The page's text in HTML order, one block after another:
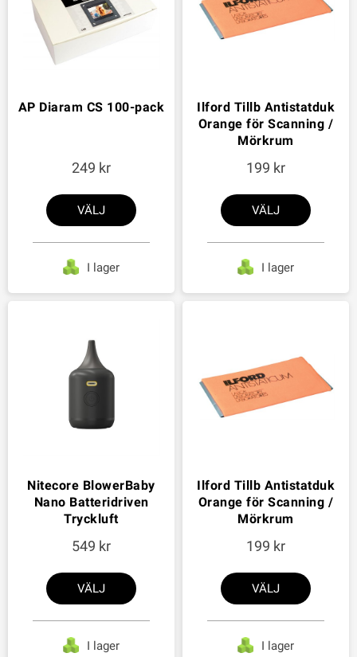
AP Diaram CS 100-pack
249
VÄLJ
I lager
Ilford Tillb Antistatduk
Orange för Scanning /
Mörkrum
199
VÄLJ
I lager
Nitecore BlowerBaby
Nano Batteridriven
Tryckluft
549
VÄLJ
I lager
Ilford Tillb Antistatduk
Orange för Scanning /
Mörkrum
199
VÄLJ
I lager